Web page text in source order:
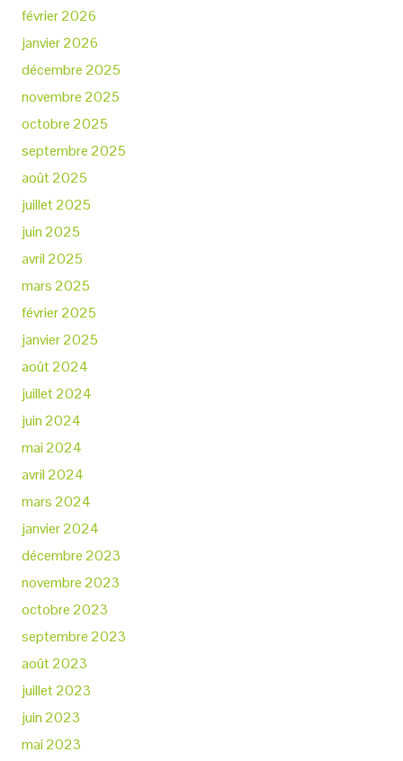
février 2026
janvier 2026
décembre 2025
novembre 2025
octobre 2025
septembre 2025
août 2025
juillet 2025
juin 2025
avril 2025
mars 2025
février 2025
janvier 2025
août 2024
juillet 2024
juin 2024
mai 2024
avril 2024
mars 2024
janvier 2024
décembre 2023
novembre 2023
octobre 2023
septembre 2023
août 2023
juillet 2023
juin 2023
mai 2023